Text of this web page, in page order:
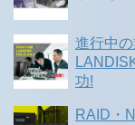
進行中
功!
RAID・